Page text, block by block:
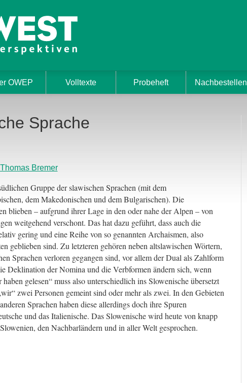
OWEP Volltexte Probeheft Nachbestellen
Sprache
Thomas Bremer
Gruppe der slawischen Sprachen (mit dem
dem Makedonischen und dem Bulgarischen). Die
blieben – aufgrund ihrer Lage in den oder nahe der Alpen – von
weitgehend verschont. Das hat dazu geführt, dass auch die
gering und eine Reihe von so genannten Archaismen, also
geblieben sind. Zu letzteren gehören neben altslawischen Wörtern,
Sprachen verloren gegangen sind, vor allem der Dual als Zahlform
Deklination der Nomina und die Verbformen ändern sich, wenn
gelesen“ muss also unterschiedlich ins Slowenische übersetzt
zwei Personen gemeint sind oder mehr als zwei. In den Gebieten
Sprachen haben diese allerdings doch ihre Spuren
und das Italienische. Das Slowenische wird heute von knapp
den Nachbarländern und in aller Welt gesprochen.